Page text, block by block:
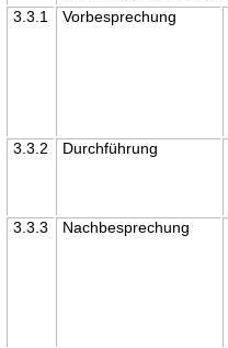
3.3.1
Vorbesprechung
3.3.2 Durchführung
3.3.3
Nachbesprechung